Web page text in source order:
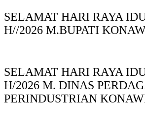
SELAMAT HARI RAYA
H//2026 M.BUPATI
SELAMAT HARI RAYA
H/2026 M. DINAS
PERINDUSTRIAN